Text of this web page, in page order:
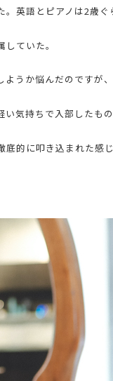
。英語とピアノは2歳
ていた。
ようか悩んだのですが
気持ちで入部したも
底的に叩き込まれた感